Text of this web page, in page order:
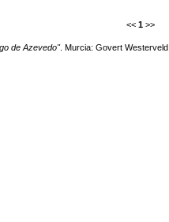
<< 1 >>
de Azevedo". Murcia: Govert Westerveld.